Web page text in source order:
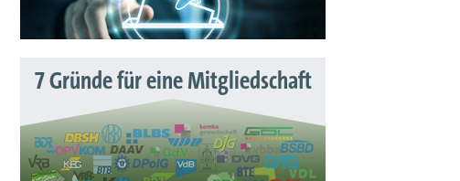
7 Gründe für eine Mitgliedschaft